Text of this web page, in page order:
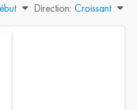
Direction: Croissant